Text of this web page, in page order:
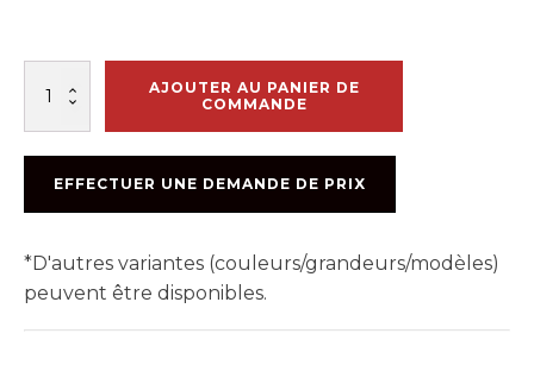
COUVERCLE
ONDULÉE
AJOUTER AU PANIER DE
COMMANDE
EFFECTUER UNE DEMANDE DE PRIX
*D'autres variantes (couleurs/grandeurs/modèles)
peuvent être disponibles.